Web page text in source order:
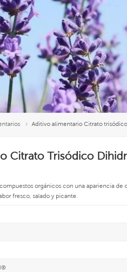
Aditivo alimentario Citrato
Citrato Trisódico
orgánicos con una apariencia de
fresco, salado y picante.